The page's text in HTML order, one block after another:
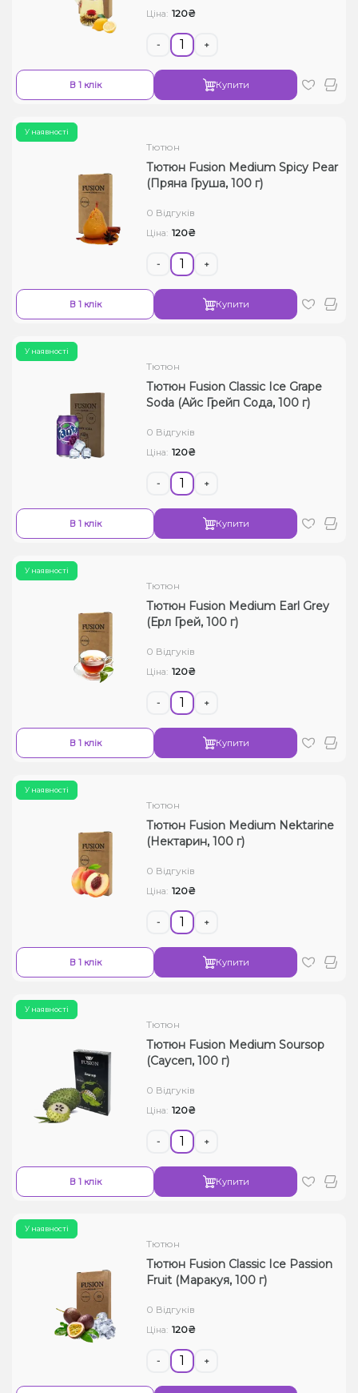
Ціна: 120₴
- +
В 1 клік Купити
У наявності
Тютюн
Тютюн Fusion Medium Spicy Pear
(Пряна Груша, 100 г)
0 Відгуків
Ціна: 120₴
- +
В 1 клік Купити
У наявності
Тютюн
Тютюн Fusion Classic Ice Grape
Soda (Айс Грейп Сода, 100 г)
0 Відгуків
Ціна: 120₴
- +
В 1 клік Купити
У наявності
Тютюн
Тютюн Fusion Medium Earl Grey
(Ерл Грей, 100 г)
0 Відгуків
Ціна: 120₴
- +
В 1 клік Купити
У наявності
Тютюн
Тютюн Fusion Medium Nektarine
(Нектарин, 100 г)
0 Відгуків
Ціна: 120₴
- +
В 1 клік Купити
У наявності
Тютюн
Тютюн Fusion Medium Soursop
(Саусеп, 100 г)
0 Відгуків
Ціна: 120₴
- +
В 1 клік Купити
У наявності
Тютюн
Тютюн Fusion Classic Ice Passion
Fruit (Маракуя, 100 г)
0 Відгуків
Ціна: 120₴
- +